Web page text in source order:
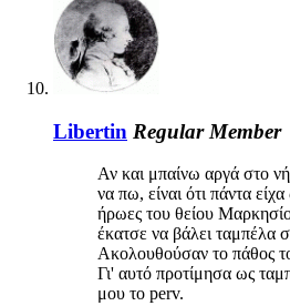
Libertin Regular Member
Αν και μπαίνω αργά στο
να πω, είναι ότι πάντα
ήρωες του θείου
έκατσε να βάλει ταμπέλα
Ακολουθούσαν το πάθος
Γι' αυτό προτίμησα ως
μου το perv.